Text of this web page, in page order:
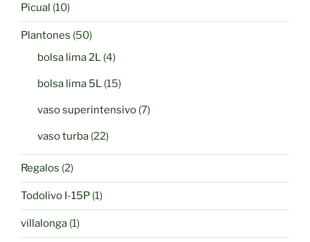
Picual
1010
productos
Plantones 5050
productos
bolsa lima 2L 44
bolsa lima 5L 1515
vaso superintensivo 77
vaso turba 2222
productos
Regalos 22
productos
Todolivo I-15P 11
producto
villalonga 11